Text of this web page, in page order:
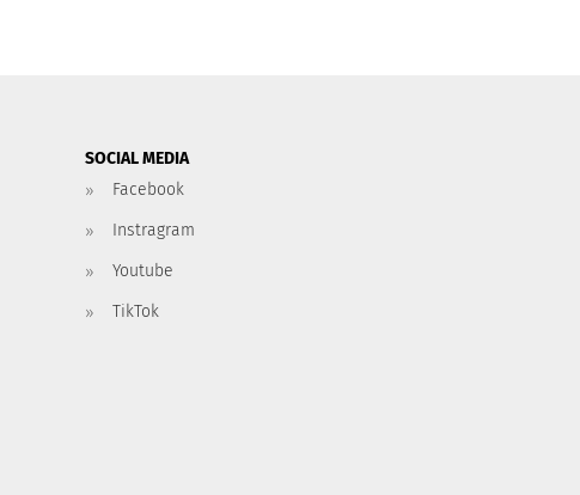
SOCIAL MEDIA
Facebook
Instragram
Youtube
TikTok